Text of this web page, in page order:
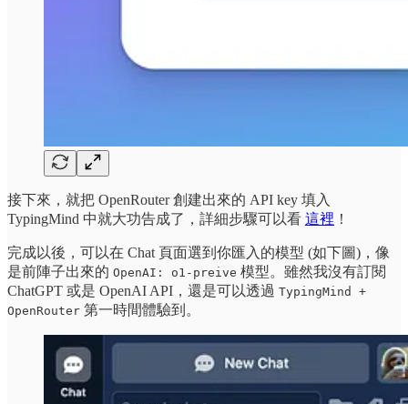
接下來，就把 OpenRouter 創建出來的 API key 填入
TypingMind 中就大功告成了，詳細步驟可以看 這裡 ！
完成以後，可以在 Chat 頁面選到你匯入的模型 (如下圖)，像
是前陣子出來的 OpenAI: o1-preive 模型。雖然我沒有訂閱
ChatGPT 或是 OpenAI API，還是可以透過 TypingMind +
OpenRouter 第一時間體驗到。